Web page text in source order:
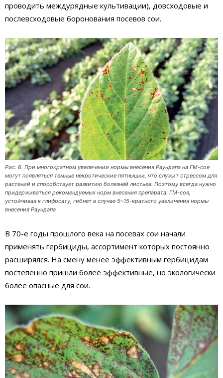
проводить междурядные культивации), довсходовые и
послевсходовые боронования посевов сои.
Рис. 6. При многократном увеличении нормы внесения Раундапа на ГМ-сое
могут появляться темные некротические пятнышки, что служит стрессом для
растений и способствует развитию болезней листьев. Поэтому всегда нужно
придерживаться рекомендуемых норм внесения препарата. ГМ-соя,
устойчивая к глифосату, гибнет в случае 5–15-кратного увеличения нормы
внесения Раундапа
В 70-е годы прошлого века на посевах сои начали
применять гербициды, ассортимент которых постоянно
расширялся. На смену менее эффективным гербицидам
постепенно пришли более эффективные, но экологически
более опасные для сои.